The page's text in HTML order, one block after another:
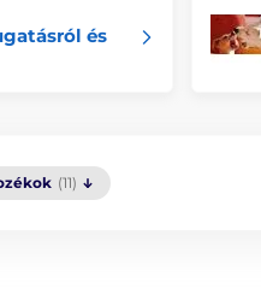
és
(11)